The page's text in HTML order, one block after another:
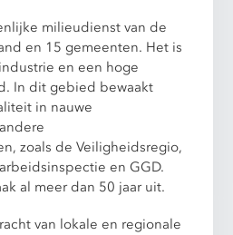
milieudienst van de
en 15 gemeenten. Het is
en een hoge
In dit gebied bewaakt
in nauwe
zoals de Veiligheidsregio,
en GGD.
al meer dan 50 jaar uit.
van lokale en regionale